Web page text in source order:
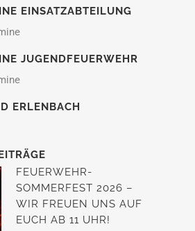
EINSATZABTEILUNG
JUGENDFEUERWEHR
ERLENBACH
FEUERWEHR-
SOMMERFEST 2026 –
WIR FREUEN UNS AUF
EUCH AB 11 UHR!